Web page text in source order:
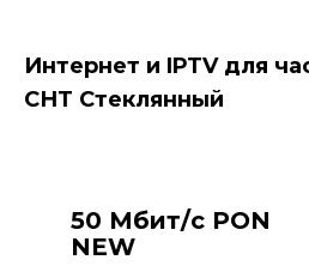
Интернет и IPTV для
СНТ Стеклянный
50 Мбит/с PON
NEW